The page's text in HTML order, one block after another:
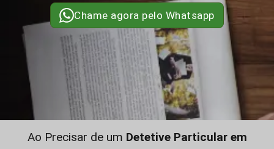
Chame agora pelo Whatsapp
Ao Precisar de um Detetive Particular em